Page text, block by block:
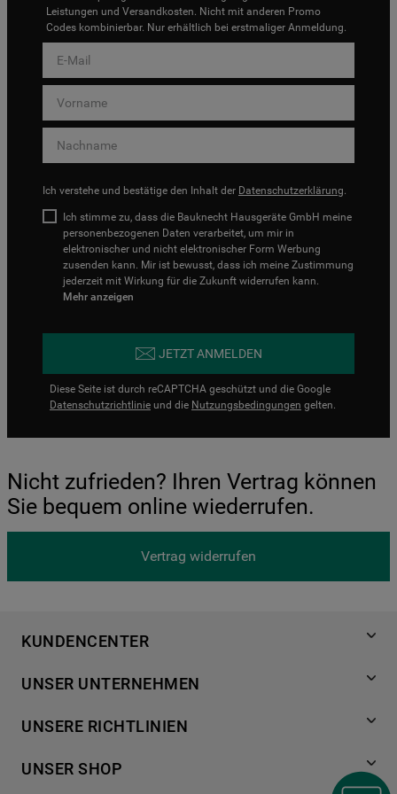
Leistungen und Versandkosten. Nicht mit anderen Promo
Codes kombinierbar. Nur erhältlich bei erstmaliger Anmeldung.
Ich verstehe und bestätige den Inhalt der Datenschutzerklärung.
Ich stimme zu, dass die Bauknecht Hausgeräte GmbH meine
personenbezogenen Daten verarbeitet, um mir in
elektronischer und nicht elektronischer Form Werbung
zusenden kann. Mir ist bewusst, dass ich meine Zustimmung
jederzeit mit Wirkung für die Zukunft widerrufen kann.
Mehr anzeigen
JETZT ANMELDEN
Diese Seite ist durch reCAPTCHA geschützt und die Google
Datenschutzrichtlinie und die Nutzungsbedingungen gelten.
Nicht zufrieden? Ihren Vertrag können
Sie bequem online wiederrufen.
Vertrag widerrufen
KUNDENCENTER
Händlersuche
Häufige Fragen
Kontakt
UNSER UNTERNEHMEN
Für Händler
Karriere
UNSERE RICHTLINIEN
Cookies
UNSER SHOP